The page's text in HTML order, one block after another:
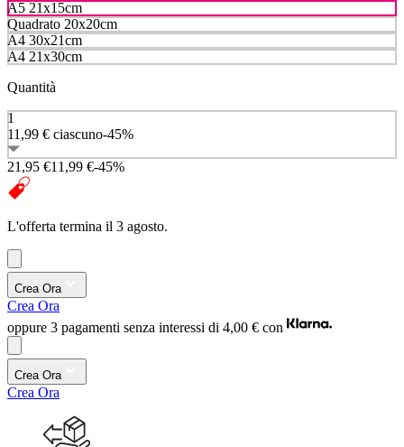
A5 21x15cm
Quadrato 20x20cm
A4 30x21cm
A4 21x30cm
Quantità
1
11,99 € ciascuno-45%
21,95 €11,99 €-45%
L'offerta termina il 3 agosto.
Crea Ora
Crea Ora
oppure 3 pagamenti senza interessi di 4,00 € con
Crea Ora
Crea Ora